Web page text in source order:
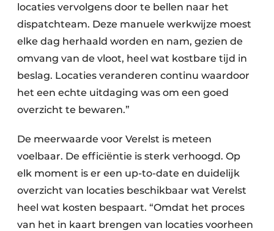
locaties vervolgens door te bellen naar het
dispatchteam. Deze manuele werkwijze moest
elke dag herhaald worden en nam, gezien de
omvang van de vloot, heel wat kostbare tijd in
beslag. Locaties veranderen continu waardoor
het een echte uitdaging was om een goed
overzicht te bewaren.”
De meerwaarde voor Verelst is meteen
voelbaar. De efficiëntie is sterk verhoogd. Op
elk moment is er een up-to-date en duidelijk
overzicht van locaties beschikbaar wat Verelst
heel wat kosten bespaart. “Omdat het proces
van het in kaart brengen van locaties voorheen